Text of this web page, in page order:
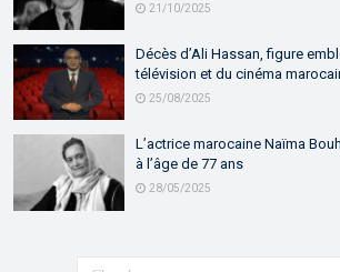
21/10/2025
Décès d’Ali Hassan, figure
télévision et du cinéma
25/08/2025
L’actrice marocaine Naïma
à l’âge de 77 ans
28/05/2025